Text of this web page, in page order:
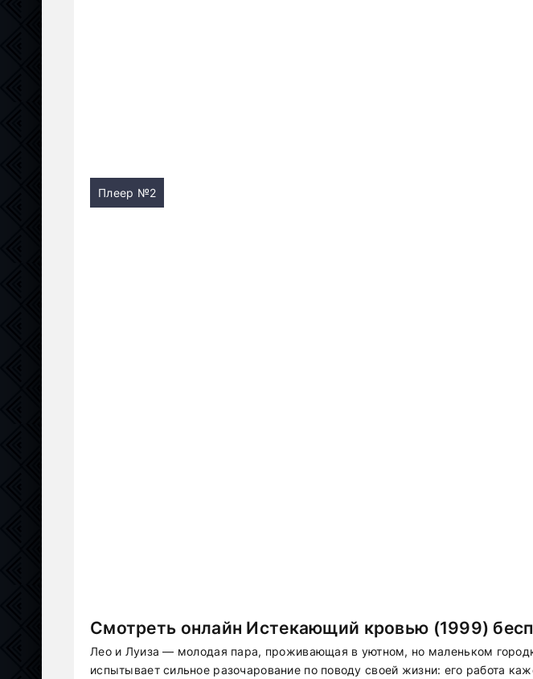
Плеер №2
Смотреть онлайн Истекающий кровью (1999)
Лео и Луиза — молодая пара, проживающая в уютном, но маленьком
испытывает сильное разочарование по поводу своей жизни: его работа